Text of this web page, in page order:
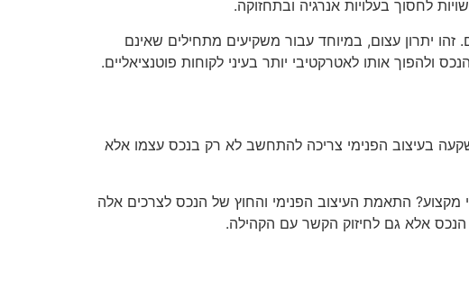
לחסוך בעלויות אנרגיה ובתחזוקה.
יתרון עצום, במיוחד עבור משקיעים מתחילים שאינם
אותו לאטרקטיבי יותר בעיני לקוחות פוטנציאליים.
בעיצוב הפנימי צריכה להתחשב לא רק בנכס עצמו אלא
התאמת העיצוב הפנימי והחוץ של הנכס לצרכים אלה
הנכס אלא גם לחיזוק הקשר עם הקהילה.